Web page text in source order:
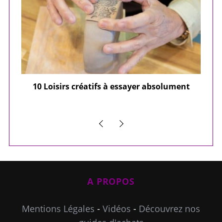
10 Loisirs créatifs à essayer absolument
A PROPOS
Mentions Légales - Vidéos - Découvrez nos